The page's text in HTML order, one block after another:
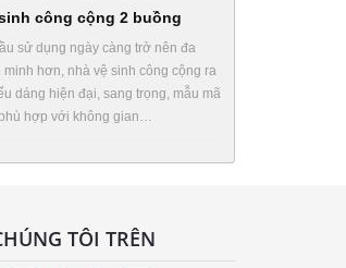
công cộng 2 buồng
sử dụng ngày càng trở nên đa
minh hơn, nhà vệ sinh công cộng ra
dáng hiện đại, sang trọng, mẫu mã
hợp với không gian…
TÔI TRÊN